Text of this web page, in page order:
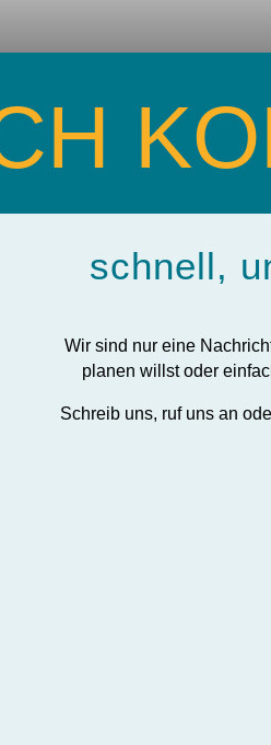
schnell,
Wir sind nur eine
planen willst oder
Schreib uns, ruf uns an